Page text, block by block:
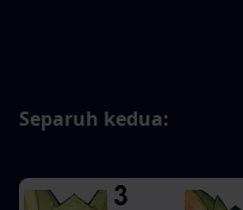
Separuh kedua: